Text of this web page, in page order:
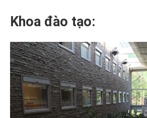
Khoa đào tạo: